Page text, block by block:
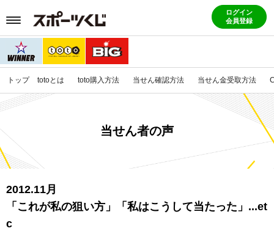
ログイン
会員登録
トップ totoとは toto購入方法 当せん確認方法 当せん金受取方法
当せん者の声
2012.11月
「これが私の狙い方」「私はこうして当たった」...et
c